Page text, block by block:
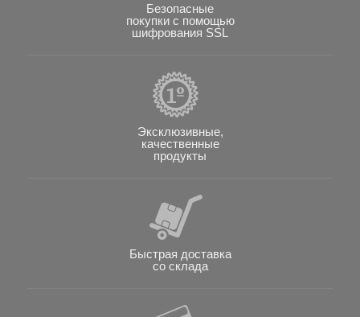
Безопасные
покупки с помощью
шифрования SSL
Эксклюзивные,
качественные
продукты
Быстрая доставка
со склада